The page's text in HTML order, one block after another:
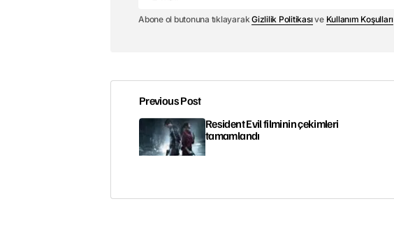
Abone ol butonuna tıklayarakGizlilik Politikasıve Kullanım Koşulları
Previous Post
Resident Evil filminin çekimleri
tamamlandı